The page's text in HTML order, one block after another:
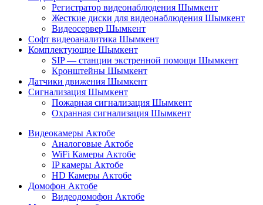
Регистратор видеонаблюдения Шымкент
Жесткие диски для видеонаблюдения Шымкент
Видеосервер Шымкент
Софт видеоаналитика Шымкент
Комплектующие Шымкент
SIP — станции экстренной помощи Шымкент
Кронштейны Шымкент
Датчики движения Шымкент
Сигнализация Шымкент
Пожарная сигнализация Шымкент
Охранная сигнализация Шымкент
Видеокамеры Актобе
Аналоговые Актобе
WiFi Камеры Актобе
IP камеры Актобе
HD Камеры Актобе
Домофон Актобе
Видеодомофон Актобе